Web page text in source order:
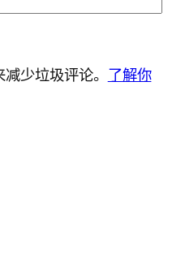
少垃圾评论。 了解你